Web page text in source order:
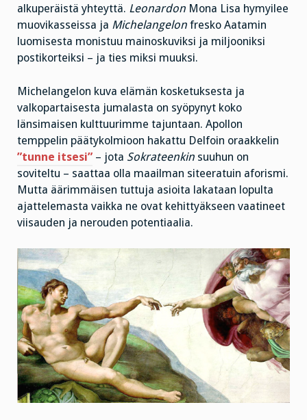
alkuperäistä yhteyttä. Leonardon Mona Lisa hymyilee
muovikasseissa ja Michelangelon fresko Aatamin
luomisesta monistuu mainoskuviksi ja miljooniksi
postikorteiksi – ja ties miksi muuksi.
Michelangelon kuva elämän kosketuksesta ja
valkopartaisesta jumalasta on syöpynyt koko
länsimaisen kulttuurimme tajuntaan. Apollon
temppelin päätykolmioon hakattu Delfoin oraakkelin
”tunne itsesi” – jota Sokrateenkin suuhun on
soviteltu – saattaa olla maailman siteeratuin aforismi.
Mutta äärimmäisen tuttuja asioita lakataan lopulta
ajattelemasta vaikka ne ovat kehittyäkseen vaatineet
viisauden ja nerouden potentiaalia.